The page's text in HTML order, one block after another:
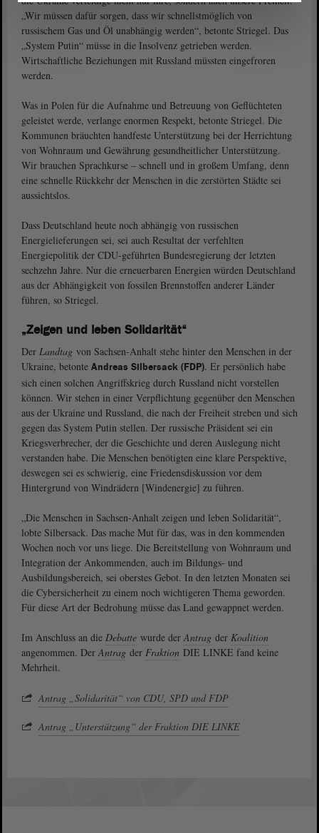
„Wir müssen dafür sorgen, dass wir schnellstmöglich von
russischem Gas und Öl unabhängig werden“, betonte Striegel. Das
„System Putin“ müsse in die Insolvenz getrieben werden.
Wirtschaftliche Beziehungen mit Russland müssten eingefroren
werden.
Was in Polen für die Aufnahme und Betreuung von Geflüchteten
geleistet werde, verlange enormen Respekt, betonte Striegel. Die
Kommunen bräuchten handfeste Unterstützung bei der Herrichtung
von Wohnraum und Gewährung gesundheitlicher Unterstützung.
Wir brauchen Sprachkurse – schnell und in großem Umfang, denn
eine schnelle Rückkehr der Menschen in die zerstörten Städte sei
aussichtslos.
Dass Deutschland heute noch abhängig von russischen
Energielieferungen sei, sei auch Resultat der verfehlten
Energiepolitik der CDU-geführten Bundesregierung der letzten
sechzehn Jahre. Nur die erneuerbaren Energien würden Deutschland
aus der Abhängigkeit von fossilen Brennstoffen anderer Länder
führen, so Striegel.
„Zeigen und leben Solidarität“
Der Landtag von Sachsen-Anhalt stehe hinter den Menschen in der
Ukraine, betonte Andreas Silbersack (FDP). Er persönlich habe
sich einen solchen Angriffskrieg durch Russland nicht vorstellen
können. Wir stehen in einer Verpflichtung gegenüber den Menschen
aus der Ukraine und Russland, die nach der Freiheit streben und sich
gegen das System Putin stellen. Der russische Präsident sei ein
Kriegsverbrecher, der die Geschichte und deren Auslegung nicht
verstanden habe. Die Menschen benötigten eine klare Perspektive,
deswegen sei es schwierig, eine Friedensdiskussion vor dem
Hintergrund von Windrädern [Windenergie] zu führen.
„Die Menschen in Sachsen-Anhalt zeigen und leben Solidarität“,
lobte Silbersack. Das mache Mut für das, was in den kommenden
Wochen noch vor uns liege. Die Bereitstellung von Wohnraum und
Integration der Ankommenden, auch im Bildungs- und
Ausbildungsbereich, sei oberstes Gebot. In den letzten Monaten sei
die Cybersicherheit zu einem noch wichtigeren Thema geworden.
Für diese Art der Bedrohung müsse das Land gewappnet werden.
Im Anschluss an die Debatte wurde derAntrag der Koalition
angenommen. DerAntrag der Fraktion DIE LINKE fand keine
Mehrheit.
Antrag „Solidarität“ von CDU, SPD und FDP
Antrag „Unterstützung“ der Fraktion DIE LINKE